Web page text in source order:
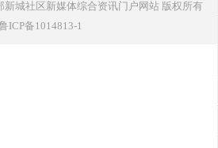
新城社区新媒体综合资讯门户网站版权所有
ICP备1014813-1